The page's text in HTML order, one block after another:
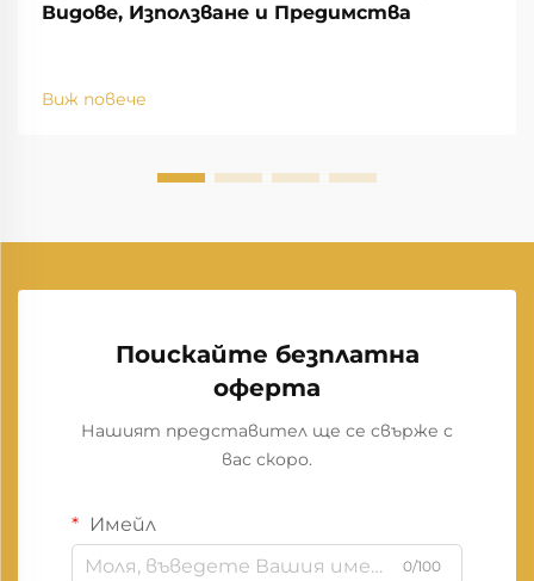
Видове, Използване и Предимства
Виж повече
Поискайте безплатна
оферта
Нашият представител ще се свърже с
вас скоро.
Имейл
0/100